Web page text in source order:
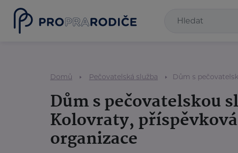
Domů Pečovatelská služba Dům s
Dům s pečovatelskou
Kolovraty, příspěvková
organizace